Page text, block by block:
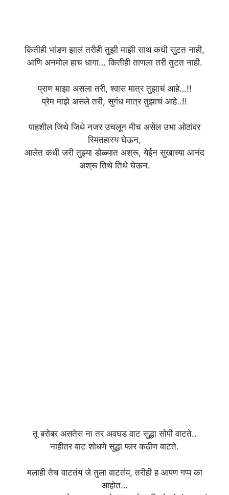
कितीही भांडण झालं तरीही तुझी माझी साथ कधी सुटत नाही,
आणि अनमोल हाच धागा… कितीही ताणला तरी तुटत नाही.
प्राण माझा असला तरी, श्वास मात्र तुझाचं आहे…!!
प्रेम माझे असले तरी, सुगंध मात्र तुझाचं आहे..!!
पाहशील जिथे जिथे नजर उचलून मीच असेल उभा ओठांवर
स्मितहास्य घेऊन,
आलेत कधी जरी तुझ्या डोळ्यात अश्रू, येईन सुखाच्या आनंद
अश्रू तिथे तिथे घेऊन.
तू बरोबर असतेस ना तर अवघड वाट सुद्धा सोपी वाटते..
नाहीतर वाट शोधणे सुद्धा फार कठीण वाटते.
मलाही तेच वाटतंय जे तुला वाटतंय, तरीही ह आपण गप्प का
आहोत…